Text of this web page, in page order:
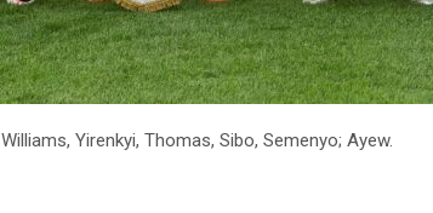
Yirenkyi, Thomas, Sibo, Semenyo; Ayew.